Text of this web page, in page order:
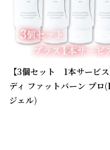
【3個セット 1本サービ
ディ ファットバーン プロ
ジェル)